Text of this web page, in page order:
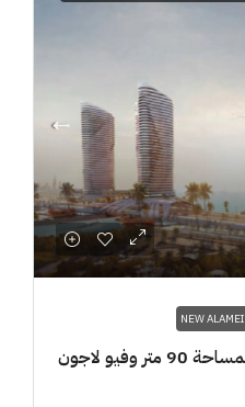
شقة للبيع في ابراج العلمين بمساحة 90 متر وفيو لاجون